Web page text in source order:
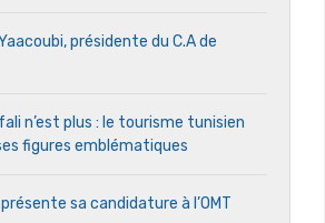
présidente du C.A de
n’est plus : le tourisme tunisien
figures emblématiques
sa candidature à l’OMT